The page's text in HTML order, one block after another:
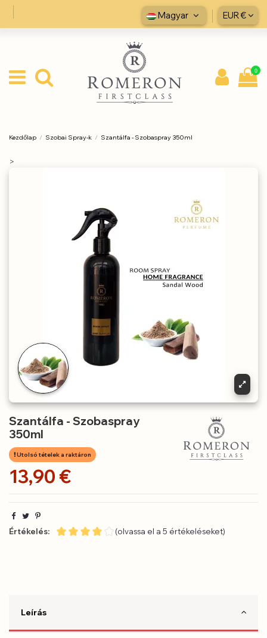
Magyar EUR €
0
Kezdőlap Szobai Spray-k Szantálfa - Szobaspray 350ml
>
Szantálfa - Szobaspray
350ml
Utolsó tételek a raktáron
13,90 €
Értékelés: (olvassa el a 5 értékeléseket)
Leírás